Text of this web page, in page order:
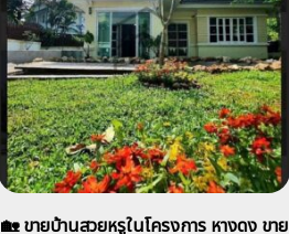
🏡 ขายบ้านสวยหรูในโครงการ หางดง ขาย